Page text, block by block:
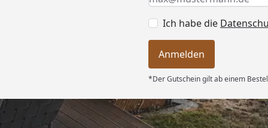
Ich habe die
Anmelden
*Der Gutschein gilt ab einem